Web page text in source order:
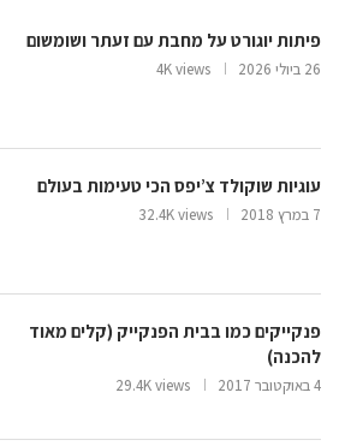
פיתות יוגורט על מחבת עם זעתר ושומשום
26 ביולי 2026 4K views
עוגיות שוקולד צ’יפס הכי טעימות בעולם
7 במרץ 2018 32.4K views
פנקייקים כמו בבית הפנקייק (קלים מאוד
להכנה)
4 באוקטובר 2017 29.4K views